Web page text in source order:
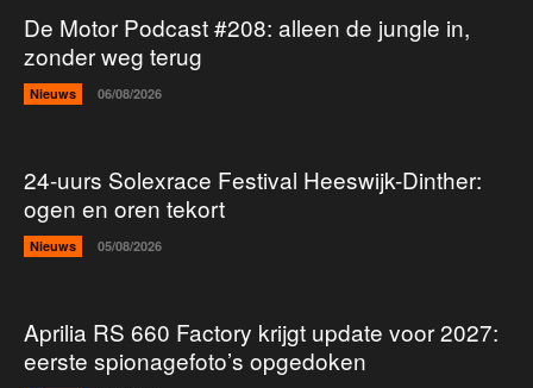
De Motor Podcast #208: alleen de jungle in,
zonder weg terug
Nieuws 06/08/2026
24-uurs Solexrace Festival Heeswijk-Dinther:
ogen en oren tekort
Nieuws 05/08/2026
Aprilia RS 660 Factory krijgt update voor 2027:
eerste spionagefoto’s opgedoken